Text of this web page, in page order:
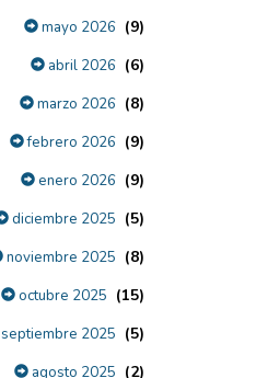
mayo 2026 (9)
abril 2026 (6)
marzo 2026 (8)
febrero 2026 (9)
enero 2026 (9)
diciembre 2025 (5)
noviembre 2025 (8)
octubre 2025 (15)
septiembre 2025 (5)
agosto 2025 (2)